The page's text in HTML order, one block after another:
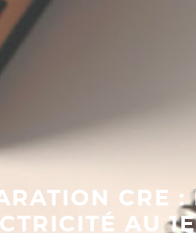
CRE
AU